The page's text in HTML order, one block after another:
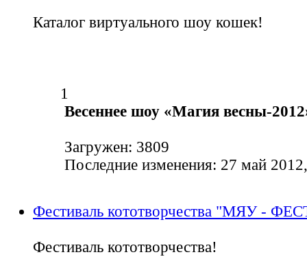
Каталог виртуального шоу кошек!
1
Весеннее шоу «Магия весны-
Загружен: 3809
Последние изменения: 27 май
Фестиваль кототворчества "МЯУ -
Фестиваль кототворчества!